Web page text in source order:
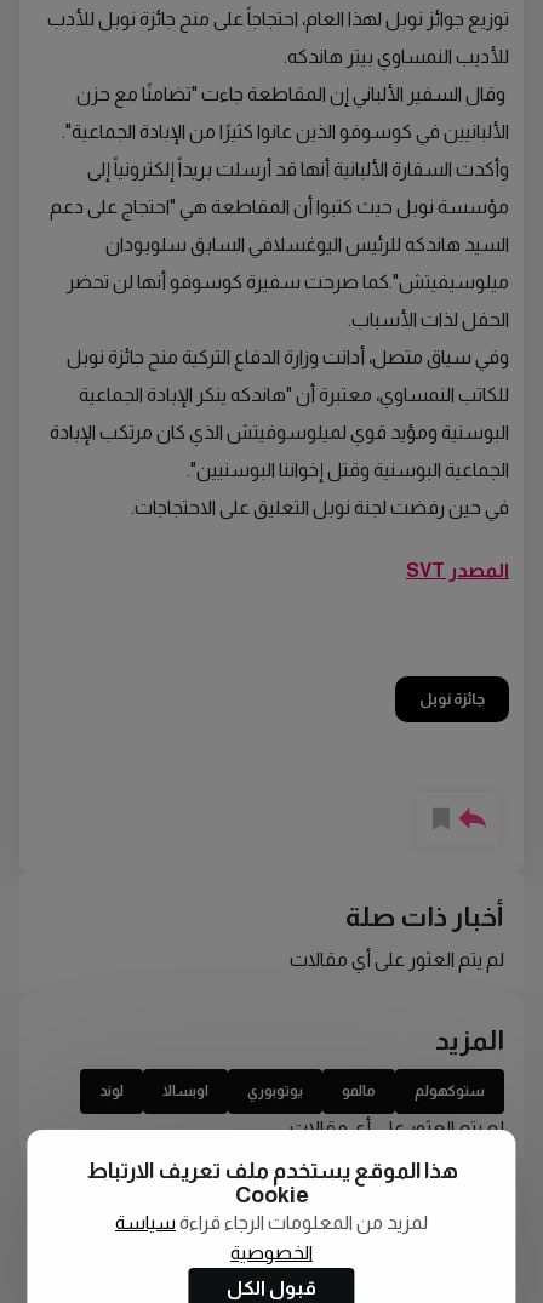
توزيع جوائز نوبل لهذا العام، احتجاجاً على منح جائزة نوبل للأدب
للأديب النمساوي بيتر هاندكه.
وقال السفير الألباني إن المقاطعة جاءت "تضامنًا مع حزن
الألبانيين في كوسوفو الذين عانوا كثيرًا من الإبادة الجماعية".
وأكدت السفارة الألبانية أنها قد أرسلت بريداً إلكترونياً إلى
مؤسسة نوبل حيث كتبوا أن المقاطعة هي "احتجاج على دعم
السيد هاندكه للرئيس اليوغسلافي السابق سلوبودان
ميلوسيفيتش".كما صرحت سفيرة كوسوفو أنها لن تحضر
الحفل لذات الأسباب.
وفي سياق متصل، أدانت وزارة الدفاع التركية منح جائزة نوبل
للكاتب النمساوي، معتبرة أن "هاندكه ينكر الإبادة الجماعية
البوسنية ومؤيد قوي لميلوسوفيتش الذي كان مرتكب الإبادة
الجماعية البوسنية وقتل إخواننا البوسنيين".
في حين رفضت لجنة نوبل التعليق على الاحتجاجات.
المصدر SVT
جائزة نوبل
أخبار ذات صلة
لم يتم العثور على أي مقالات
المزيد
ستوكهولم مالمو يوتوبوري اوبسالا لوند
لم يتم العثور على أي مقالات
هذا الموقع يستخدم ملف تعريف الارتباط
Cookie
لمزيد من المعلومات الرجاء قراءة سياسة
الخصوصية
قبول الكل